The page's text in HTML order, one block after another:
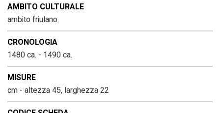
AMBITO CULTURALE
ambito friulano
CRONOLOGIA
1480 ca. - 1490 ca.
MISURE
cm - altezza 45, larghezza 22